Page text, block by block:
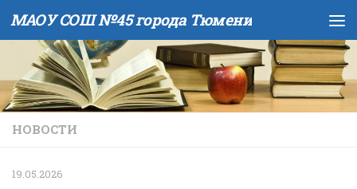
Skip to content
МАОУ СОШ №45 города Тюмени
НОВОСТИ
19.05.2026